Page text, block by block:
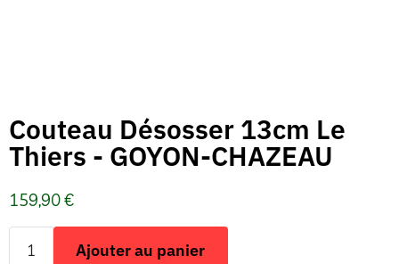
Couteau Désosser 13cm Le
Thiers - GOYON-CHAZEAU
159,90€
Ajouter au panier